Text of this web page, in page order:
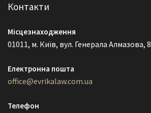
Контакти
Місцезнаходження
01011, м. Київ, вул. Генерала Алмазова,
Електронна пошта
office@evrikalaw.com.ua
Телефон